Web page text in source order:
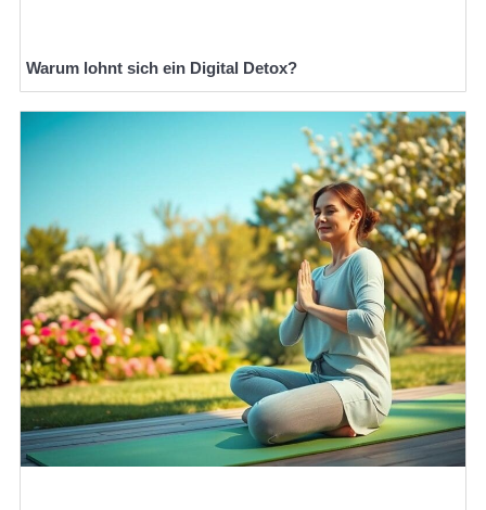
Warum lohnt sich ein Digital Detox?